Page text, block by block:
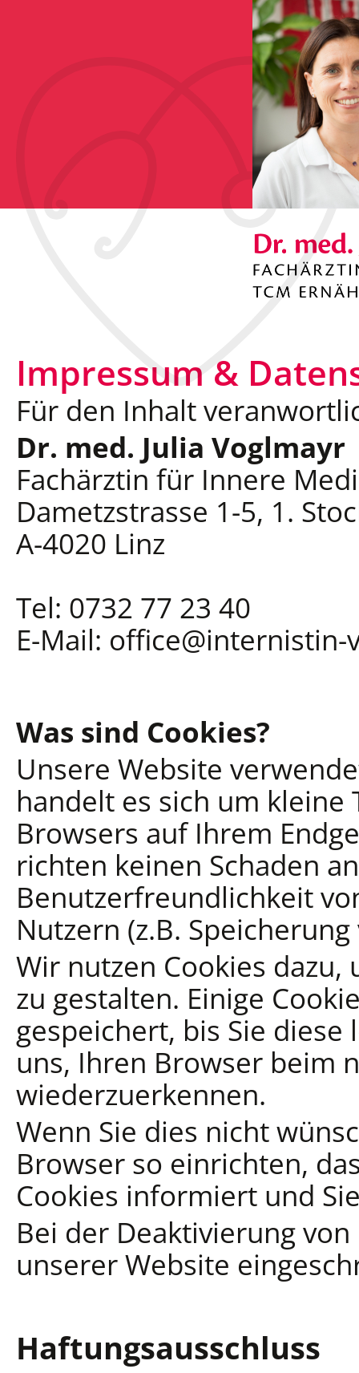
Impressum &
Für den Inhalt
Dr. med. Julia Voglmayr
Fachärztin für Innere
Dametzstrasse 1-5, 1.
A-4020 Linz
Tel: 0732 77 23 40
E-Mail:
Was sind Cookies?
Unsere Website
handelt es sich um
Browsers auf Ihrem
richten keinen Schaden
Benutzerfreundlichkeit
Nutzern (z.B.
Wir nutzen Cookies
zu gestalten. Einige
gespeichert, bis Sie
uns, Ihren Browser beim
wiederzuerkennen.
Wenn Sie dies nicht
Browser so einrichten,
Cookies informiert und
Bei der Deaktivierung
unserer Website
Haftungsausschluss